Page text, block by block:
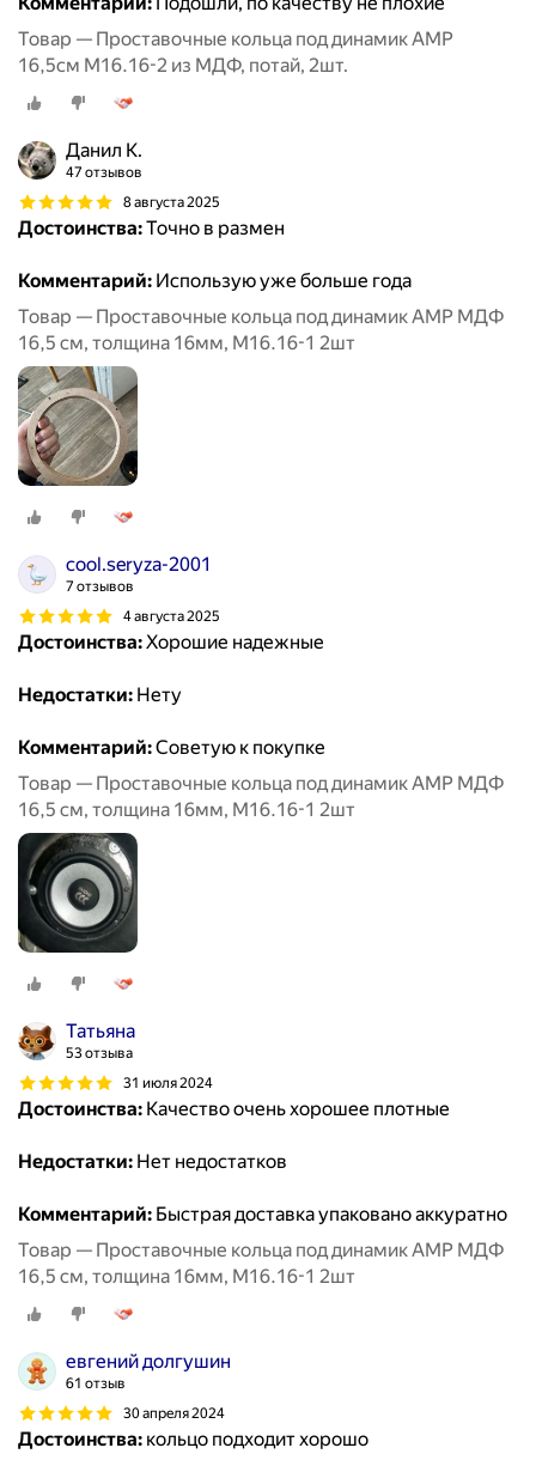
Товар — Проставочные кольца под динамик AMP
16,5см М16.16-2 из МДФ, потай, 2шт.
Данил К.
47 отзывов
8 августа 2025
Достоинства:Точно в размен
Комментарий: Использую уже больше года
Товар — Проставочные кольца под динамик AMP МДФ
16,5 см, толщина 16мм, М16.16-1 2шт
cool.seryza-2001
7 отзывов
4 августа 2025
Достоинства:Хорошие надежные
Недостатки: Нету
Комментарий:Советую к покупке
Товар — Проставочные кольца под динамик AMP МДФ
16,5 см, толщина 16мм, М16.16-1 2шт
Татьяна
53 отзыва
31 июля 2024
Достоинства: Качество очень хорошее плотные
Недостатки: Нет недостатков
Комментарий: Быстрая доставка упаковано аккуратно
Товар — Проставочные кольца под динамик AMP МДФ
16,5 см, толщина 16мм, М16.16-1 2шт
евгений долгушин
61 отзыв
30 апреля 2024
Достоинства: кольцо подходит хорошо